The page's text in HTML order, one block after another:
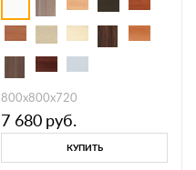
800х800х720
7 680 руб.
КУПИТЬ